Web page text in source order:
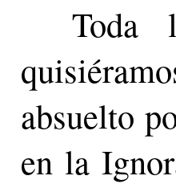
Toda
absuelto
en la